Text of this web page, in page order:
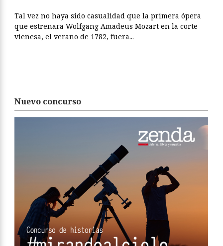
Tal vez no haya sido casualidad que la primera ópera
que estrenara Wolfgang Amadeus Mozart en la corte
vienesa, el verano de 1782, fuera...
Nuevo concurso